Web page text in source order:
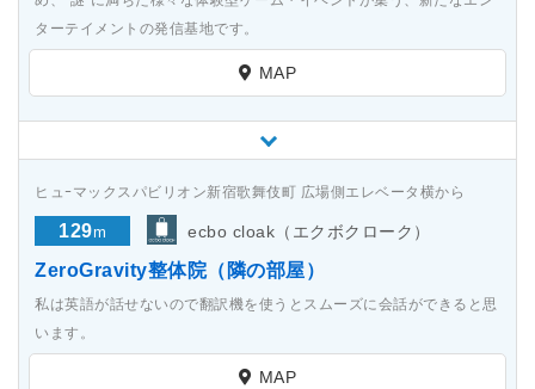
ターテイメントの発信基地です。
MAP
ヒュｰマックスパビリオン新宿歌舞伎町 広場側エレベータ横から
129m ecbo cloak（エクボクローク）
ZeroGravity整体院（隣の部屋）
私は英語が話せないので翻訳機を使うとスムーズに会話ができると思
います。
MAP